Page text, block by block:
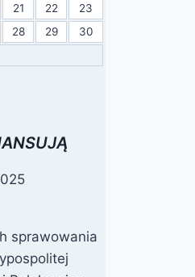
21 22
23
28 29
30
sprawowania